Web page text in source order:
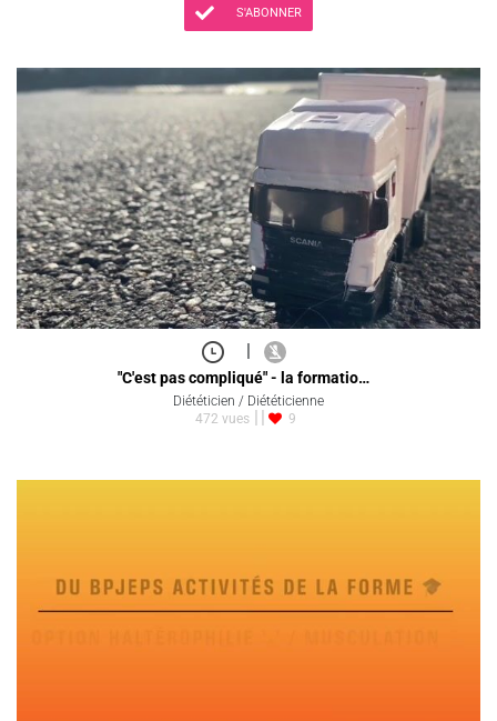
S'ABONNER
"C'est pas compliqué" - la formatio…
Diététicien / Diététicienne
472 vues
9